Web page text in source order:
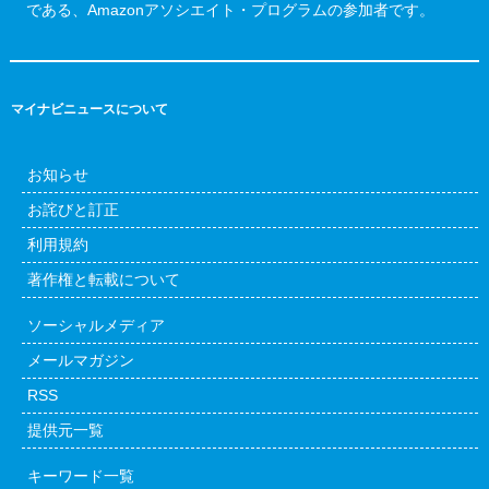
である、Amazonアソシエイト・プログラムの参加者です。
マイナビニュースについて
お知らせ
お詫びと訂正
利用規約
著作権と転載について
ソーシャルメディア
メールマガジン
RSS
提供元一覧
キーワード一覧